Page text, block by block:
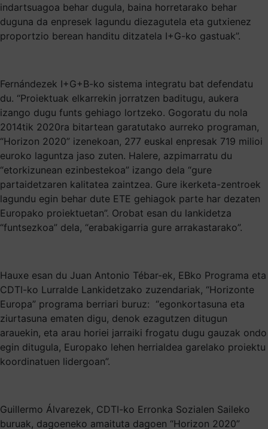
indartsuagoa behar dugula, baina horretarako behar
duguna da enpresek lagundu diezagutela eta gutxienez
proportzio berean handitu ditzatela I+G-ko gastuak”.
Fernándezek I+G+B-ko sistema integratu bat defendatu
du. “Proiektuak elkarrekin jorratzen baditugu, aukera
izango dugu funts gehiago lortzeko. Gogoratu du nola
2014tik 2020ra bitartean garatutako aurreko programan,
“Horizon 2020” izenekoan, 277 euskal enpresak 719 milioi
euroko laguntza jaso zuten. Halere, azpimarratu du
“etorkizunean ezinbestekoa” izango dela “gure
partaidetzaren kalitatea zaintzea. Gure ikerketa-zentroek
lagundu egin behar dute ETE gehiagok parte har dezaten
Europako proiektuetan”. Orobat esan du lankidetza
“funtsezkoa” dela, “erabakigarria gure arrakastarako”.
Hauxe esan du Juan Antonio Tébar-ek, EBko Programa eta
CDTI-ko Lurralde Lankidetzako zuzendariak, “Horizonte
Europa” programa berriari buruz: “egonkortasuna eta
ziurtasuna ematen digu, denok ezagutzen ditugun
arauekin, eta arau horiei jarraiki frogatu dugu gauzak ondo
egin ditugula, Europako lehen herrialdea garelako proiektu
koordinatuen lidergoan”.
Guillermo Álvarezek, CDTI-ko Erronka Sozialen Saileko
buruak, dagoeneko amaituta dagoen “Horizon 2020”